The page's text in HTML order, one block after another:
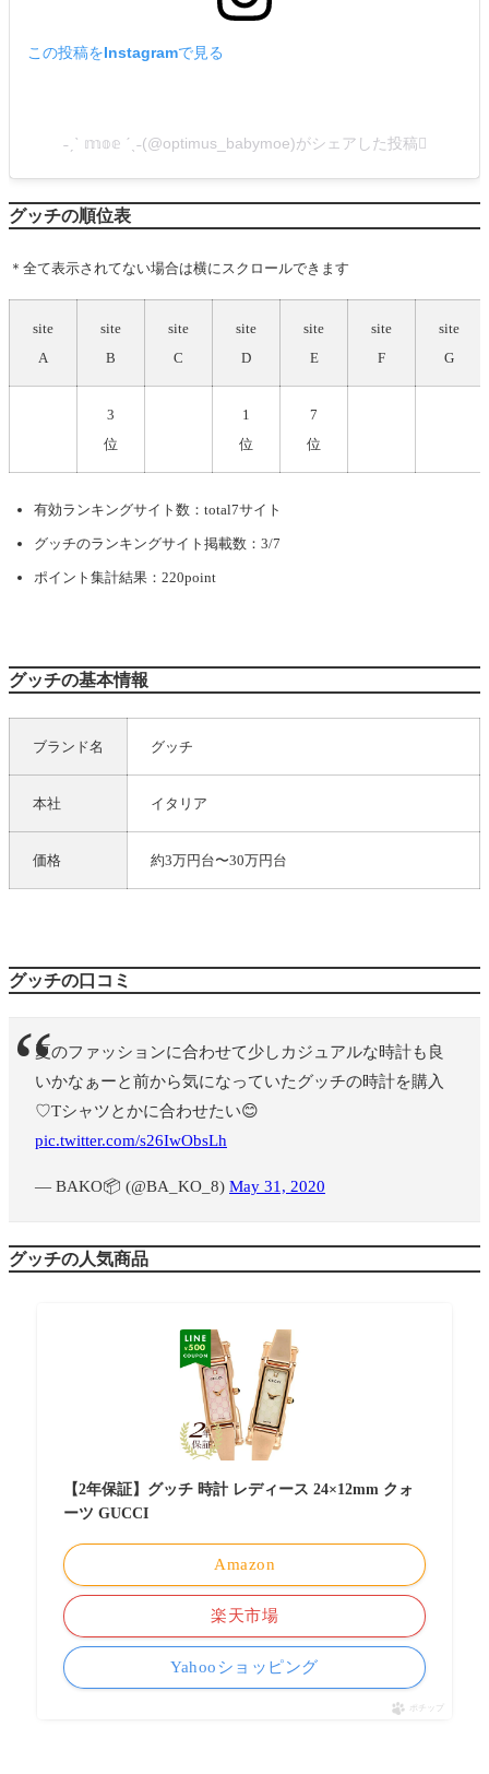
この投稿をInstagramで見る
˗ˏˋ 𝕞𝕠𝕖 ˊˎ˗(@optimus_babymoe)がシェアした投稿
グッチの順位表
＊全て表示されてない場合は横にスクロールできます
site
A
site
B
site
C
site
D
site
E
site
F
site
G
3
位
1
位
7
位
有効ランキングサイト数：total7サイト
グッチのランキングサイト掲載数：3/7
ポイント集計結果：220point
グッチの基本情報
ブランド名 グッチ
本社 イタリア
価格 約3万円台〜30万円台
グッチの口コミ
夏のファッションに合わせて少しカジュアルな時計も良
いかなぁーと前から気になっていたグッチの時計を購入
♡Tシャツとかに合わせたい😊
pic.twitter.com/s26IwObsLh
— BAKO📦 (@BA_KO_8) May 31, 2020
グッチの人気商品
【2年保証】グッチ 時計 レディース 24×12mm クォ
ーツ GUCCI
Amazon
楽天市場
Yahooショッピング
ポチップ